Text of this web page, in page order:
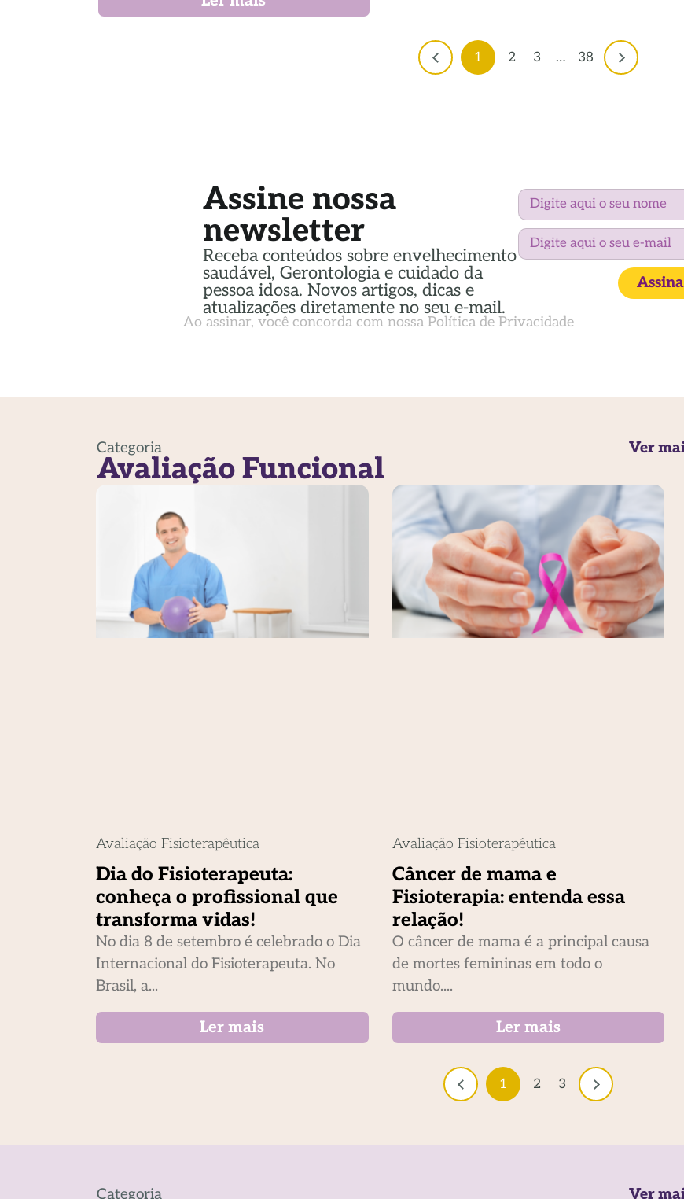
1 2 3 … 38
Assine nossa
newsletter
Receba conteúdos sobre envelhecimento
saudável, Gerontologia e cuidado da
pessoa idosa. Novos artigos, dicas e
atualizações diretamente no seu e-mail.
Ao assinar, você concorda com nossa Política de Privacidade
Categoria
Avaliação Funcional
Ver
Avaliação Fisioterapêutica
Dia do Fisioterapeuta:
conheça o profissional que
transforma vidas!
No dia 8 de setembro é celebrado o Dia
Internacional do Fisioterapeuta. No
Brasil, a...
Ler mais
Avaliação Fisioterapêutica
Câncer de mama e
Fisioterapia: entenda essa
relação!
O câncer de mama é a principal causa
de mortes femininas em todo o
mundo....
Ler mais
1 2 3
Categoria Ver